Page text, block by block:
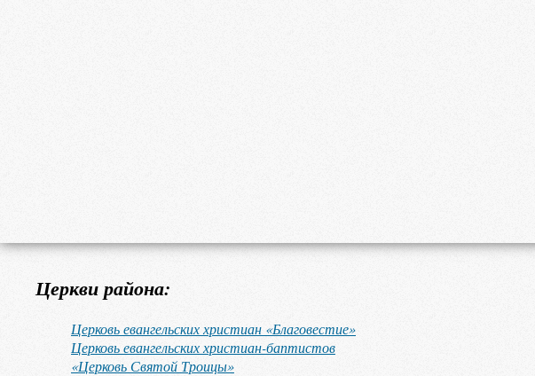
Церкви района:
Церковь евангельских христиан «Благовестие»
Церковь евангельских христиан-баптистов
«Церковь Святой Троицы»